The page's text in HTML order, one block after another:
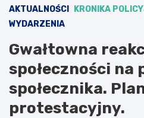
AKTUALNOŚCI KRONIKA
WYDARZENIA
Gwałtowna
społeczności na
społecznika.
protestacyjny.